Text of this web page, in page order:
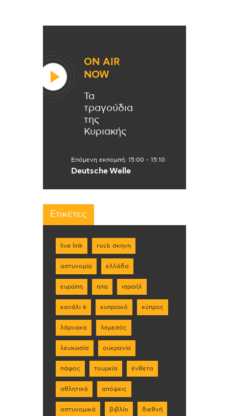
ON AIR
NOW
Τα
τραγούδια
της
Κυριακής
Επόμενη εκπομπή: 15:00 - 15:10
Deutsche Welle
Ετικέτες
live link rock σκηνη
αστυνομία ελλάδα
ευρώπη ηπα ισραήλ
κανάλι 6 κυπριακό κύπρος
λάρνακα λεμεσός
λευκωσία ουκρανία
πάφος τουρκία ένθετα
αθλητικά απόψεις
αστυνομικά βιβλίο διεθνή